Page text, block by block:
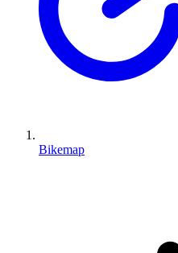
Bikemap